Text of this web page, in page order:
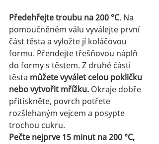
Předehřejte troubu na 200 °C. Na
pomoučněném válu vyválejte první
část těsta a vyložte jí koláčovou
formu. Přendejte třešňovou náplň
do formy s těstem. Z druhé části
těsta můžete vyválet celou pokličku
nebo vytvořit mřížku. Okraje dobře
přitiskněte, povrch potřete
rozšlehaným vejcem a posypte
trochou cukru.
Pečte nejprve 15 minut na 200 °C,